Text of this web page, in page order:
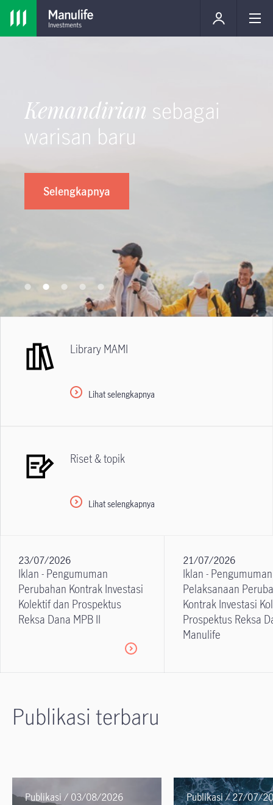
Kemandirian sebagai
warisan baru
Selengkapnya
Library MAMI
Lihat selengkapnya
Riset & topik
Lihat selengkapnya
23/07/2026
Iklan - Pengumuman
Perubahan Kontrak Investasi
Kolektif dan Prospektus
Reksa Dana MPB II
21/07/2026
Iklan - Pengumuman
Pelaksanaan
Kontrak Investasi
Prospektus Reksa
Manulife
Publikasi terbaru
Publikasi / 03/08/2026 Publikasi / 27/07/